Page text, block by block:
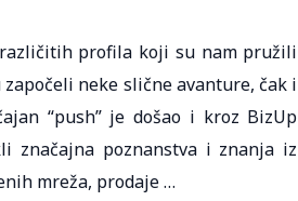
profila koji su nam pružili
neke slične avanture, čak i
“push” je došao i kroz BizUp
značajna poznanstva i znanja iz
mreža, prodaje …